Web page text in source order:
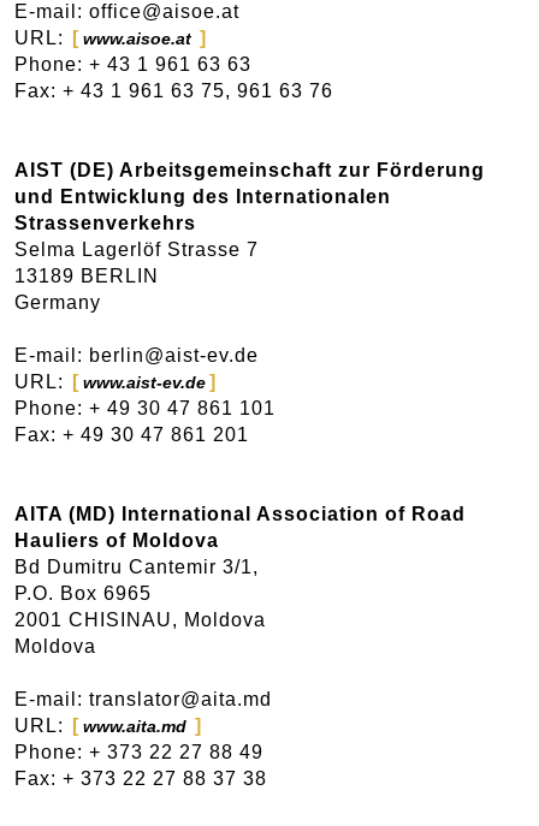
E-mail: office@aisoe.at
URL:
www.aisoe.at
Phone: + 43 1 961 63 63
Fax: + 43 1 961 63 75, 961 63 76
AIST (DE) Arbeitsgemeinschaft zur Förderung
und Entwicklung des Internationalen
Strassenverkehrs
Selma Lagerlöf Strasse 7
13189 BERLIN
Germany
E-mail: berlin@aist-ev.de
URL:
www.aist-ev.de
Phone: + 49 30 47 861 101
Fax: + 49 30 47 861 201
AITA (MD) International Association of Road
Hauliers of Moldova
Bd Dumitru Cantemir 3/1,
P.O. Box 6965
2001 CHISINAU, Moldova
Moldova
E-mail: translator@aita.md
URL:
www.aita.md
Phone: + 373 22 27 88 49
Fax: + 373 22 27 88 37 38